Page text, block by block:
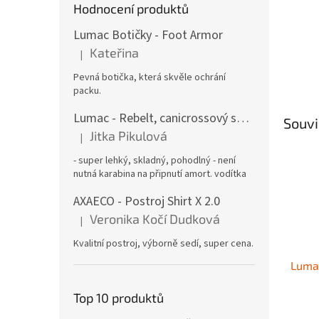
Hodnocení produktů
Lumac Botičky - Foot Armor
Hodnocení produktu je 5 z 5 hvězdiček.
| Kateřina
Pevná botička, která skvěle ochrání
packu.
Lumac - Rebelt, canicrossový sedák
Hodnocení produktu je 5 z 5 hvězdiček.
| Jitka Pikulová
- super lehký, skladný, pohodlný - není
nutná karabina na připnutí amort. vodítka
AXAECO - Postroj Shirt X 2.0
Hodnocení produktu je 5 z 5 hvězdiček.
| Veronika Kočí Dudková
Kvalitní postroj, výborně sedí, super cena.
Top 10 produktů